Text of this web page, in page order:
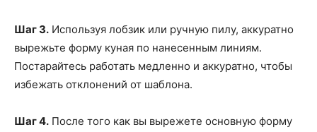
Шаг 3. Используя лобзик или ручную пилу, аккуратно
вырежьте форму куная по нанесенным линиям.
Постарайтесь работать медленно и аккуратно, чтобы
избежать отклонений от шаблона.
Шаг 4. После того как вы вырежете основную форму